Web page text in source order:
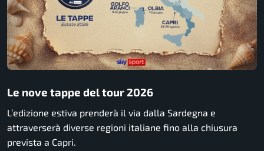
Le nove tappe del tour 2026
L’edizione estiva prenderà il via dalla Sardegna e
attraverserà diverse regioni italiane fino alla chiusura
prevista a Capri.